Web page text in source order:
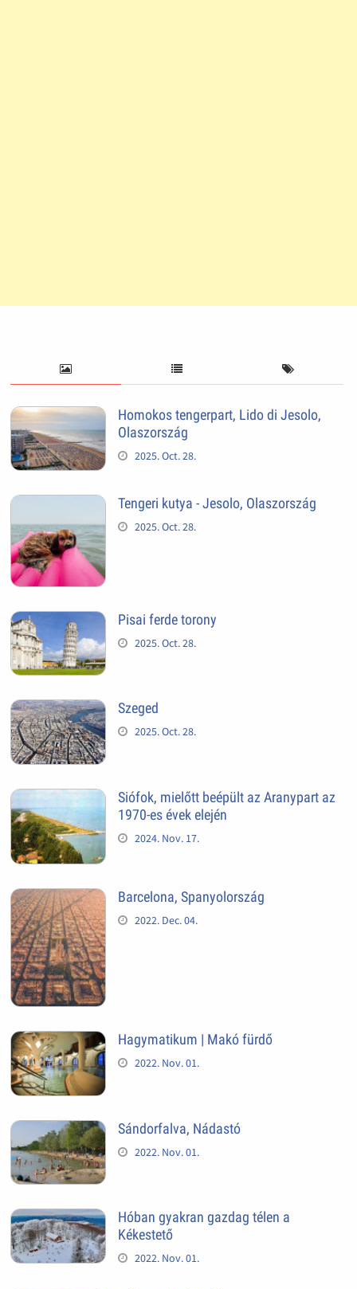
Homokos tengerpart, Lido di Jesolo,
Olaszország
2025. Oct. 28.
Tengeri kutya - Jesolo, Olaszország
2025. Oct. 28.
Pisai ferde torony
2025. Oct. 28.
Szeged
2025. Oct. 28.
Siófok, mielőtt beépült az Aranypart az
1970-es évek elején
2024. Nov. 17.
Barcelona, Spanyolország
2022. Dec. 04.
Hagymatikum | Makó fürdő
2022. Nov. 01.
Sándorfalva, Nádastó
2022. Nov. 01.
Hóban gyakran gazdag télen a
Kékestető
2022. Nov. 01.